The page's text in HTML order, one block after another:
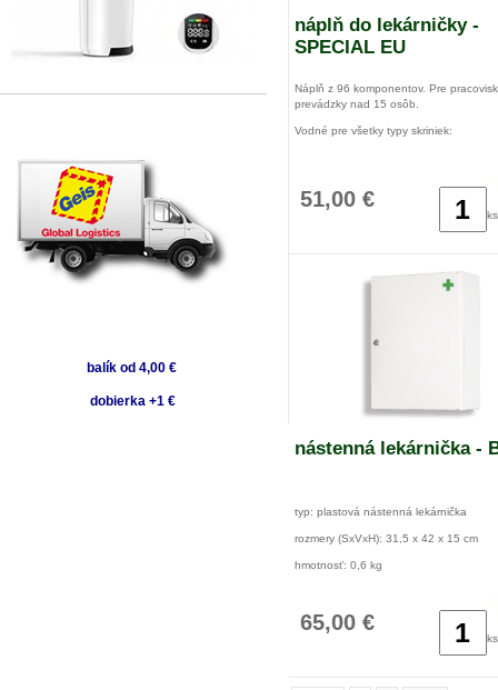
náplň do lekárničky -
SPECIAL EU
Náplň z 96 komponentov. Pre
prevádzky nad 15 osôb.
Vodné pre všetky typy skriniek:
51,00 €
ks
nástenná lekárnička -
typ: plastová nástenná lekárnička
rozmery (SxVxH): 31,5 x 42 x 15 cm
hmotnosť: 0,6 kg
65,00 €
ks
balík od 4,00 €
dobierka +1 €